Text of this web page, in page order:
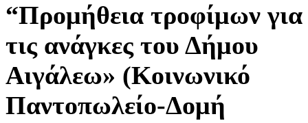
“Προμήθεια τροφίμων για
τις ανάγκες του Δήμου
Αιγάλεω» (Κοινωνικό
Παντοπωλείο-Δομή